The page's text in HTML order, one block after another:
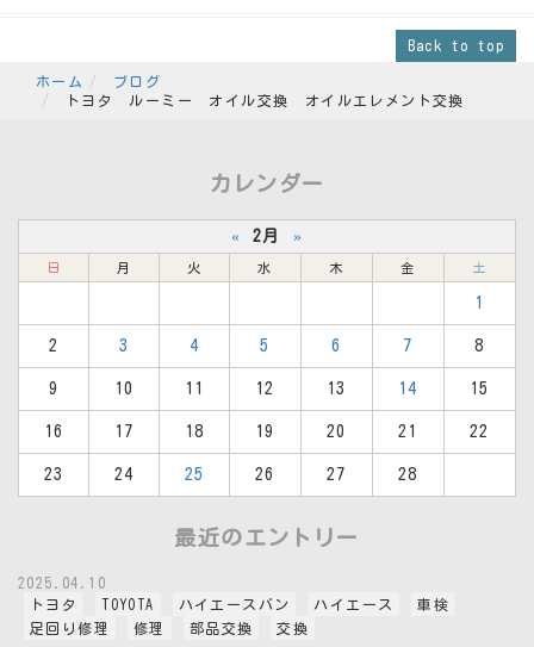
Back to top
ホーム
ブログ
トヨタ ルーミー オイル交換 オイルエレメント交換
カレンダー
« 2月 »
日 月 火 水 木 金 土
1
2 3 4 5 6 7 8
9 10 11 12 13 14 15
16 17 18 19 20 21 22
23 24 25 26 27 28
最近のエントリー
2025.04.10
トヨタ
TOYOTA ハイエースバン ハイエース
車検
足回り修理
修理 部品交換 交換